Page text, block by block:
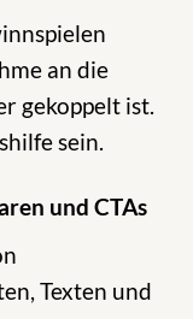
an die
gekoppelt ist.
sein.
und CTAs
Texten und